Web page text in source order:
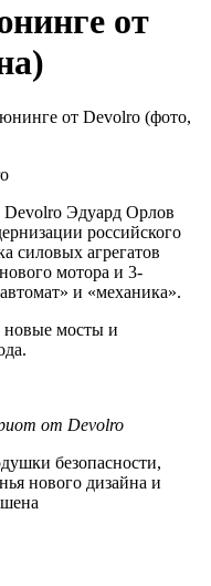
от
от Devolro (фото,
Devolro Эдуард Орлов
российского
силовых агрегатов
мотора и 3-
и «механика».
новые мосты и
от Devolro
безопасности,
нового дизайна и